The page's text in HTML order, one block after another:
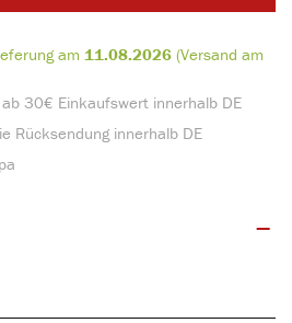
30€ Einkaufswert innerhalb DE
Rücksendung innerhalb DE
am 11.08.2026(Versand am